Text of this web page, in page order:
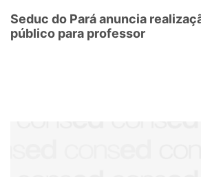
Seduc do Pará anuncia
público para professor